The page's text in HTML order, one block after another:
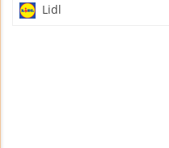
Lidl